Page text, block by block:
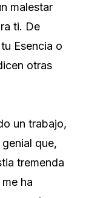
malestar
ti. De
Esencia o
otras
un trabajo,
que,
tremenda
ha